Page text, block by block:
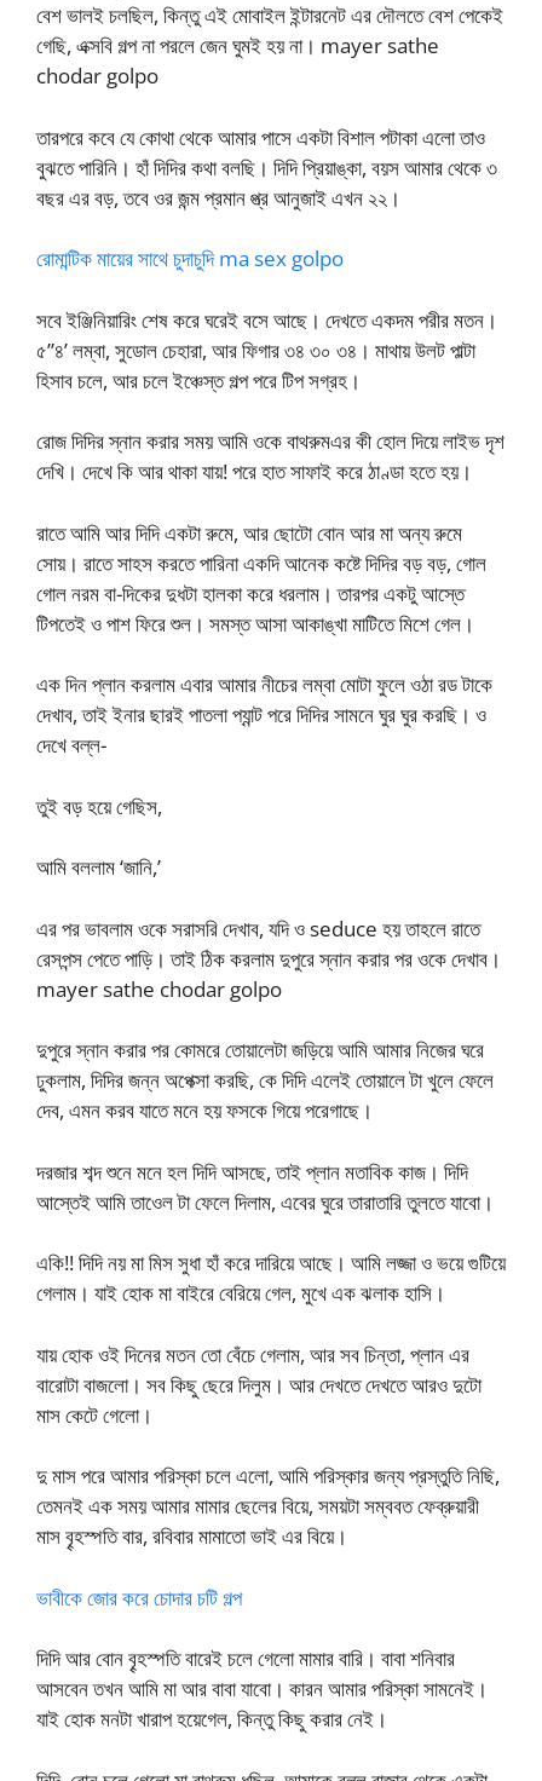
বেশ ভালই চলছিল, কিন্তু এই মোবাইল ইন্টারনেট এর দৌলতে বেশ পেকেই
গেছি, এক্সবি গল্প না পরলে জেন ঘুমই হয় না। mayer sathe
chodar golpo
তারপরে কবে যে কোথা থেকে আমার পাসে একটা বিশাল পটাকা এলো তাও
বুঝতে পারিনি। হাঁ দিদির কথা বলছি। দিদি প্রিয়াঙ্কা, বয়স আমার থেকে ৩
বছর এর বড়, তবে ওর জন্ম প্রমান প্ত্র আনুজাই এখন ২২।
রোমান্টিক মায়ের সাথে চুদাচুদি ma sex golpo
সবে ইঞ্জিনিয়ারিং শেষ করে ঘরেই বসে আছে। দেখতে একদম পরীর মতন।
৫”৪’ লম্বা, সুডোল চেহারা, আর ফিগার ৩৪ ৩০ ৩৪। মাথায় উলট পাল্টা
হিসাব চলে, আর চলে ইঞ্চেস্ত গল্প পরে টিপ সগ্রহ।
রোজ দিদির স্নান করার সময় আমি ওকে বাথরুমএর কী হোল দিয়ে লাইভ দৃশ
দেখি। দেখে কি আর থাকা যায়! পরে হাত সাফাই করে ঠাণ্ডা হতে হয়।
রাতে আমি আর দিদি একটা রুমে, আর ছোটো বোন আর মা অন্য রুমে
সোয়। রাতে সাহস করতে পারিনা একদি আনেক কষ্টে দিদির বড় বড়, গোল
গোল নরম বা-দিকের দুধটা হালকা করে ধরলাম। তারপর একটু আস্তে
টিপতেই ও পাশ ফিরে শুল। সমস্ত আসা আকাঙ্খা মাটিতে মিশে গেল।
এক দিন প্লান করলাম এবার আমার নীচের লম্বা মোটা ফুলে ওঠা রড টাকে
দেখাব, তাই ইনার ছারই পাতলা প্যান্ট পরে দিদির সামনে ঘুর ঘুর করছি। ও
দেখে বল্ল-
তুই বড় হয়ে গেছিস,
আমি বললাম ‘জানি,’
এর পর ভাবলাম ওকে সরাসরি দেখাব, যদি ও seduce হয় তাহলে রাতে
রেসপন্স পেতে পাড়ি। তাই ঠিক করলাম দুপুরে স্নান করার পর ওকে দেখাব।
mayer sathe chodar golpo
দুপুরে স্নান করার পর কোমরে তোয়ালেটা জড়িয়ে আমি আমার নিজের ঘরে
ঢুকলাম, দিদির জন্ন অপেক্সা করছি, কে দিদি এলেই তোয়ালে টা খুলে ফেলে
দেব, এমন করব যাতে মনে হয় ফসকে গিয়ে পরেগাছে।
দরজার শব্দ শুনে মনে হল দিদি আসছে, তাই প্লান মতাবিক কাজ। দিদি
আস্তেই আমি তাওেল টা ফেলে দিলাম, এবের ঘুরে তারাতারি তুলতে যাবো।
একি!! দিদি নয় মা মিস সুধা হাঁ করে দারিয়ে আছে। আমি লজ্জা ও ভয়ে গুটিয়ে
গেলাম। যাই হোক মা বাইরে বেরিয়ে গেল, মুখে এক ঝলাক হাসি।
যায় হোক ওই দিনের মতন তো বেঁচে গেলাম, আর সব চিন্তা, প্লান এর
বারোটা বাজলো। সব কিছু ছেরে দিলুম। আর দেখতে দেখতে আরও দুটো
মাস কেটে গেলো।
দু মাস পরে আমার পরিস্কা চলে এলো, আমি পরিস্কার জন্য প্রস্তুতি নিছি,
তেমনই এক সময় আমার মামার ছেলের বিয়ে, সময়টা সম্ববত ফেব্রুয়ারী
মাস বৄহস্পতি বার, রবিবার মামাতো ভাই এর বিয়ে।
ভাবীকে জোর করে চোদার চটি গল্প
দিদি আর বোন বৄহস্পতি বারেই চলে গেলো মামার বারি। বাবা শনিবার
আসবেন তখন আমি মা আর বাবা যাবো। কারন আমার পরিস্কা সামনেই।
যাই হোক মনটা খারাপ হয়েগেল, কিন্তু কিছু করার নেই।